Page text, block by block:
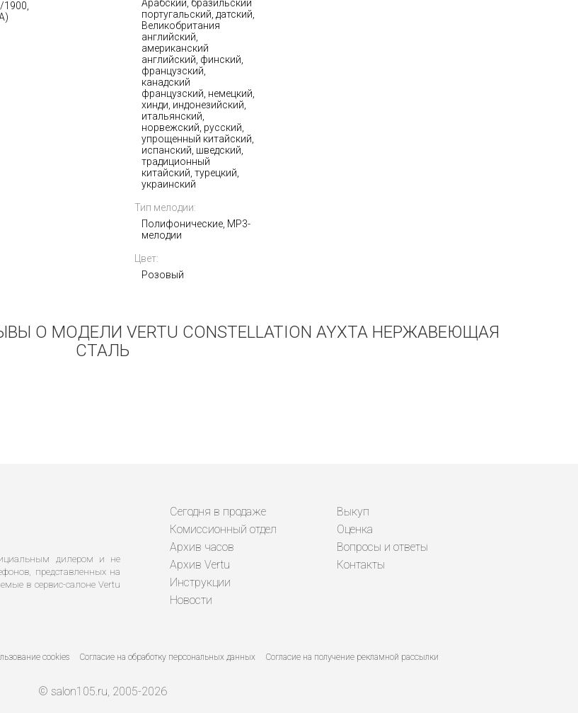
Арабский, бразильский
португальский, датский,
Великобритания
английский,
американский
английский, финский,
французский,
канадский
французский, немецкий,
хинди, индонезийский,
итальянский,
норвежский, русский,
упрощенный китайский,
испанский, шведский,
традиционный
китайский, турецкий,
украинский
Тип мелодии:
Полифонические, MP3-
мелодии
Цвет:
Розовый
О МОДЕЛИ VERTU CONSTELLATION AYXTA НЕРЖАВЕЮЩАЯ
СТАЛЬ
дилером и не
представленных на
в сервис-салоне Vertu
Сегодня в продаже
Комиссионный отдел
Архив часов
Архив Vertu
Инструкции
Новости
Выкуп
Оценка
Вопросы и ответы
Контакты
cookies Согласие на обработку персональных данных Согласие на получение рекламной рассылки
© salon105.ru, 2005-2026